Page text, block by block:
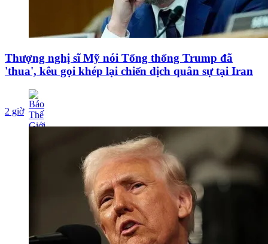
Thượng nghị sĩ Mỹ nói Tổng thống Trump đã
'thua', kêu gọi khép lại chiến dịch quân sự tại Iran
2 giờ